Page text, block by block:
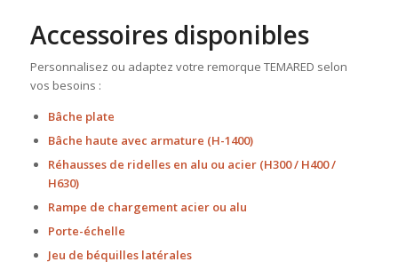
Accessoires disponibles
Personnalisez ou adaptez votre remorque TEMARED selon
vos besoins :
Bâche plate
Bâche haute avec armature (H-1400)
Réhausses de ridelles en alu ou acier (H300 / H400 /
H630)
Rampe de chargement acier ou alu
Porte-échelle
Jeu de béquilles latérales